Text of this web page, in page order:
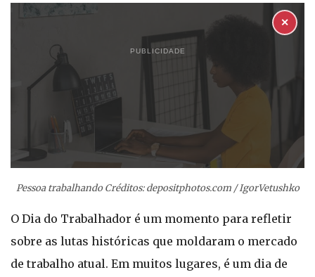
PUBLICIDADE
✕
Pessoa trabalhando Créditos: depositphotos.com / IgorVetushko
O Dia do Trabalhador é um momento para refletir
sobre as lutas históricas que moldaram o mercado
de trabalho atual. Em muitos lugares, é um dia de